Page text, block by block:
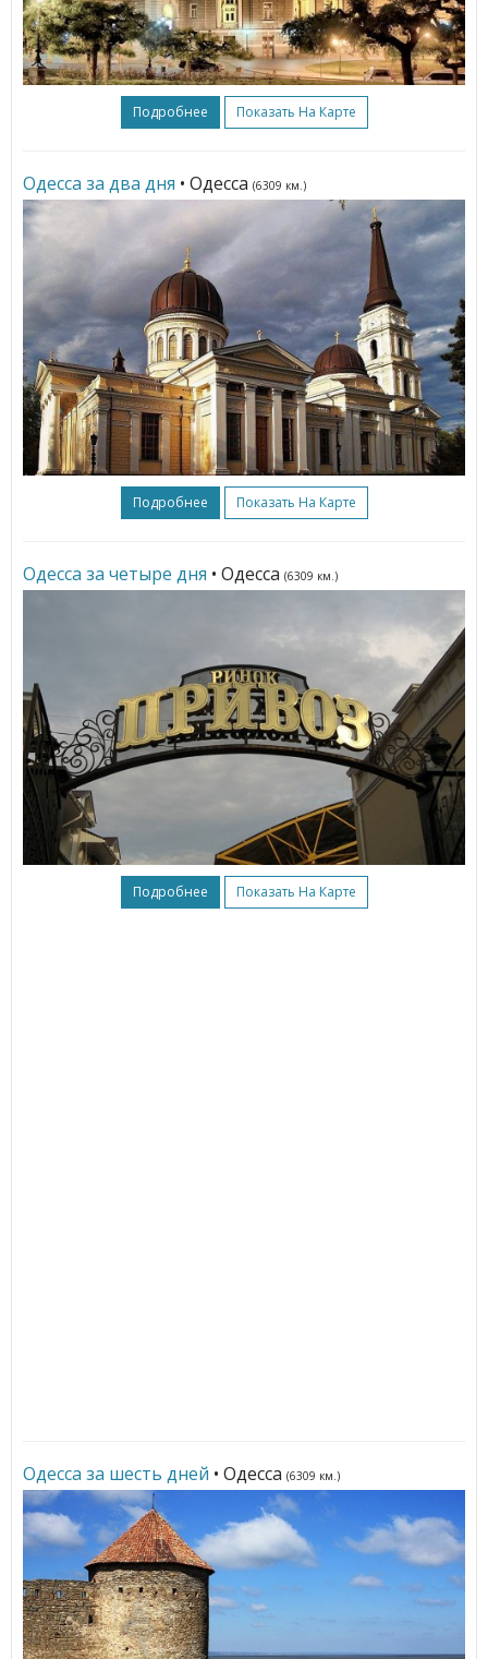
Подробнее Показать На Карте
Одесса за два дня • Одесса (6309 км.)
Подробнее Показать На Карте
Одесса за четыре дня • Одесса (6309 км.)
Подробнее Показать На Карте
Одесса за шесть дней • Одесса (6309 км.)